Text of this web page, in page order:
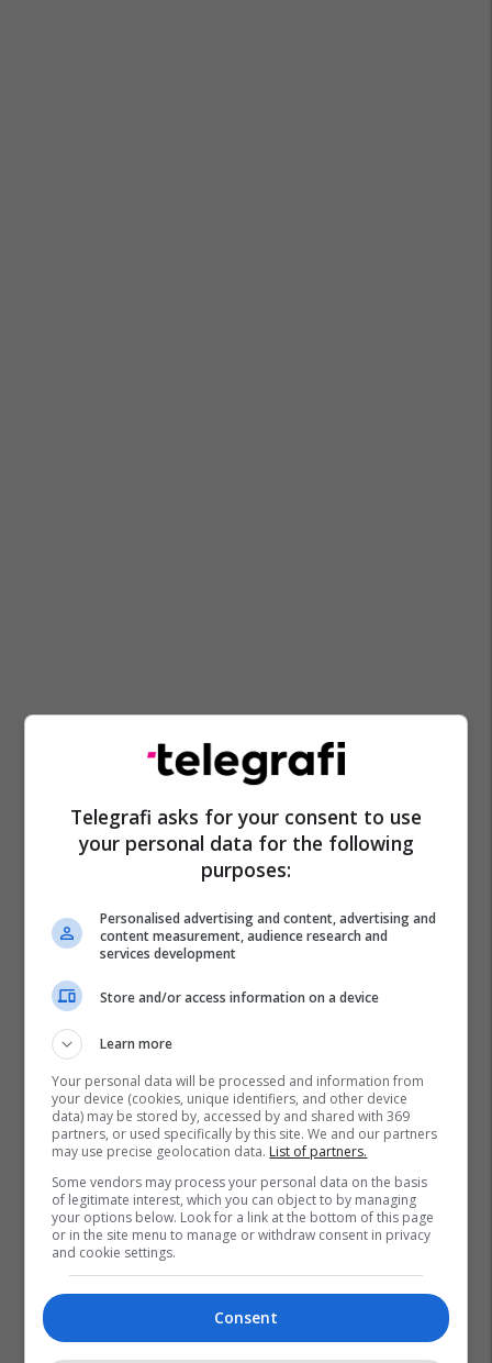
Libani Izraeli Hezbollahu Lufta Në Iran
Telegrafi asks for your consent to use
your personal data for the following
purposes:
Personalised advertising and content, advertising and
content measurement, audience research and
services development
Store and/or access information on a device
Learn more
Your personal data will be processed and information from
your device (cookies, unique identifiers, and other device
data) may be stored by, accessed by and shared with 369
partners, or used specifically by this site. We and our partners
may use precise geolocation data. List of partners.
Some vendors may process your personal data on the basis
of legitimate interest, which you can object to by managing
your options below. Look for a link at the bottom of this page
or in the site menu to manage or withdraw consent in privacy
and cookie settings.
Consent